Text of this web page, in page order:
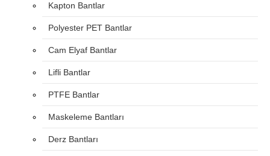
Kapton Bantlar
Polyester PET Bantlar
Cam Elyaf Bantlar
Lifli Bantlar
PTFE Bantlar
Maskeleme Bantları
Derz Bantları